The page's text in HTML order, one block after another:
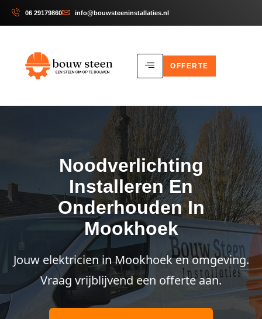
06 29179860 info@bouwsteeninstallaties.nl
OFFERTE
Noodverlichting
Installeren En
Onderhouden In
Mookhoek
Jouw elektricien in Mookhoek en omgeving.
Vraag vrijblijvend een offerte aan.